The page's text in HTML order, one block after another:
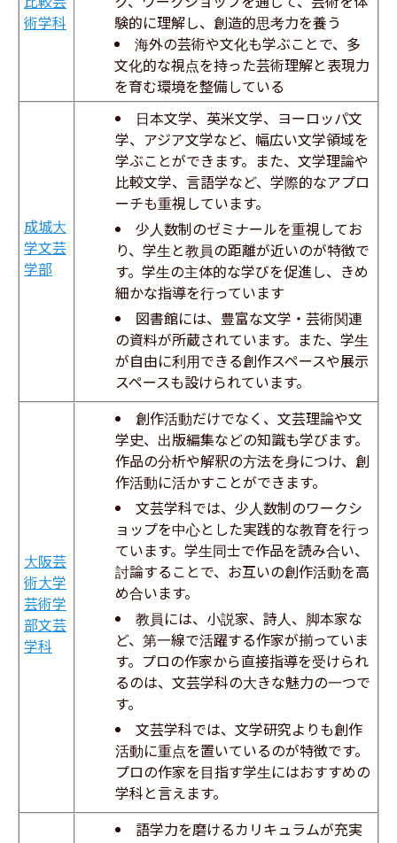
術学科
験的に理解し、創造的思考力を養う
海外の芸術や文化も学ぶことで、多
文化的な視点を持った芸術理解と表現力
を育む環境を整備している
成城大
学文芸
学部
日本文学、英米文学、ヨーロッパ文
学、アジア文学など、幅広い文学領域を
学ぶことができます。また、文学理論や
比較文学、言語学など、学際的なアプロ
ーチも重視しています。
少人数制のゼミナールを重視してお
り、学生と教員の距離が近いのが特徴で
す。学生の主体的な学びを促進し、きめ
細かな指導を行っています
図書館には、豊富な文学・芸術関連
の資料が所蔵されています。また、学生
が自由に利用できる創作スペースや展示
スペースも設けられています。
大阪芸
術大学
芸術学
部文芸
学科
創作活動だけでなく、文芸理論や文
学史、出版編集などの知識も学びます。
作品の分析や解釈の方法を身につけ、創
作活動に活かすことができます。
文芸学科では、少人数制のワークシ
ョップを中心とした実践的な教育を行っ
ています。学生同士で作品を読み合い、
討論することで、お互いの創作活動を高
め合います。
教員には、小説家、詩人、脚本家な
ど、第一線で活躍する作家が揃っていま
す。プロの作家から直接指導を受けられ
るのは、文芸学科の大きな魅力の一つで
す。
文芸学科では、文学研究よりも創作
活動に重点を置いているのが特徴です。
プロの作家を目指す学生にはおすすめの
学科と言えます。
語学力を磨けるカリキュラムが充実